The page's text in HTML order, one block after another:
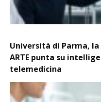
Università di Parma,
ARTE punta su
telemedicina